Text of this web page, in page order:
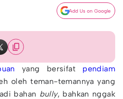
Add Us on Google
yang bersifat pendiam
oleh teman-temannya yang
bahan bully, bahkan nggak